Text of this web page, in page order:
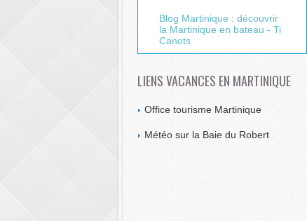
Blog Martinique : découvrir
la Martinique en bateau - Ti
Canots
LIENS VACANCES EN MARTINIQUE
Office tourisme Martinique
Météo sur la Baie du Robert